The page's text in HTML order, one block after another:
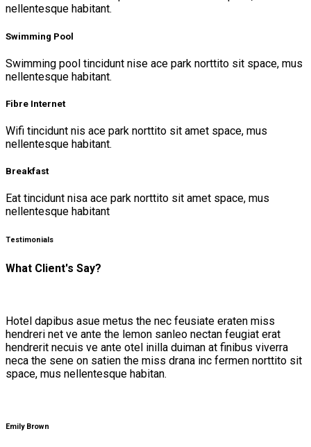
nellentesque habitant.
Swimming Pool
Swimming pool tincidunt nise ace park norttito sit space, mus
nellentesque habitant.
Fibre Internet
Wifi tincidunt nis ace park norttito sit amet space, mus
nellentesque habitant.
Breakfast
Eat tincidunt nisa ace park norttito sit amet space, mus
nellentesque habitant
Testimonials
What Client's Say?
Hotel dapibus asue metus the nec feusiate eraten miss
hendreri net ve ante the lemon sanleo nectan feugiat erat
hendrerit necuis ve ante otel inilla duiman at finibus viverra
neca the sene on satien the miss drana inc fermen norttito sit
space, mus nellentesque habitan.
Emily Brown